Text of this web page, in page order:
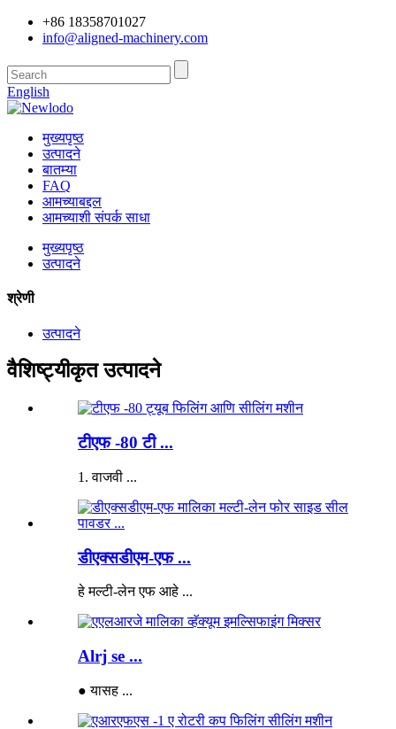
+86 18358701027
info@aligned-machinery.com
English
मुख्यपृष्ठ
उत्पादने
बातम्या
FAQ
आमच्याबद्दल
आमच्याशी संपर्क साधा
मुख्यपृष्ठ
उत्पादने
श्रेणी
उत्पादने
वैशिष्ट्यीकृत उत्पादने
टीएफ -80 टी ...
1. वाजवी ...
डीएक्सडीएम-एफ ...
हे मल्टी-लेन एफ आहे ...
Alrj se ...
● यासह ...